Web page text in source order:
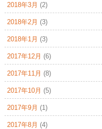
2018年3月 (2)
2018年2月 (3)
2018年1月 (3)
2017年12月 (6)
2017年11月 (8)
2017年10月 (5)
2017年9月 (1)
2017年8月 (4)